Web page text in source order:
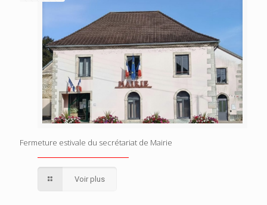
Fermeture estivale du secrétariat de Mairie
Voir plus